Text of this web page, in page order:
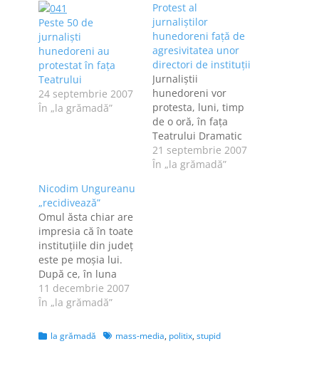
Peste 50 de
jurnalişti
hunedoreni au
protestat în faţa
Teatrului
24 septembrie 2007
În „la grămadă”
Protest al
jurnaliştilor
hunedoreni faţă de
agresivitatea unor
directori de instituţii
Jurnaliştii
hunedoreni vor
protesta, luni, timp
de o oră, în faţa
Teatrului Dramatic
din Deva, faţă de
atitudinea agresivă
21 septembrie 2007
În „la grămadă”
Nicodim Ungureanu
„recidivează”
Omul ăsta chiar are
impresia că în toate
instituţiile din judeţ
este pe moşia lui.
După ce, în luna
septembrie, i-a
agresat pe
adjunct şi pe
fotoreporterul
11 decembrie 2007
În „la grămadă”
Categories
la grămadă Tagsmass-media, politix, stupid